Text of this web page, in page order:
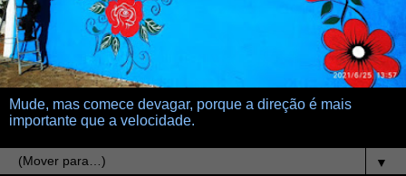
Mude, mas comece devagar, porque a direção é mais
importante que a velocidade.
▼